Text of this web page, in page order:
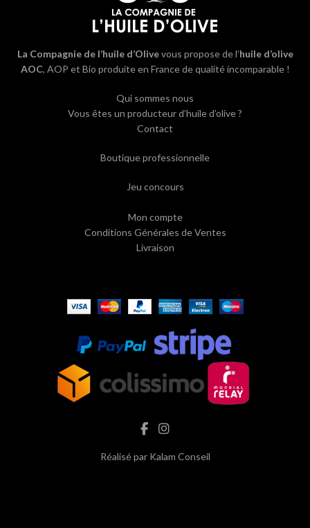
La Compagnie de l’huile d’Olivevous propose de l’huile d’olive
AOC, AOP et Bio produite en France de qualité incomparable !
Qui sommes nous
Vous êtes un producteur d’huile d’olive ?
Contact
Boutique professionnelle
Jeu concours
Mon compte
Conditions Générales de Ventes
Livraison
Réalisé par Kalam Conseil